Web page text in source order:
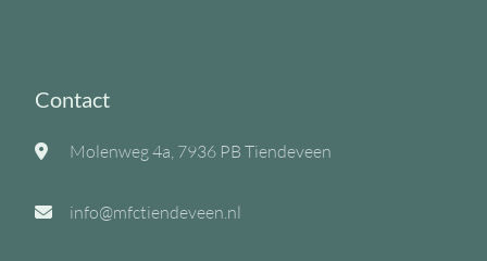
Contact
Molenweg 4a, 7936 PB Tiendeveen
info@mfctiendeveen.nl